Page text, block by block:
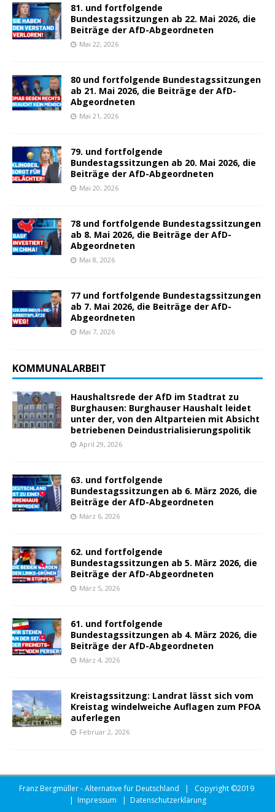
81. und fortfolgende
Bundestagssitzungen ab 22. Mai 2026, die
Beiträge der AfD-Abgeordneten
Mai 22, 2026
80 und fortfolgende Bundestagssitzungen
ab 21. Mai 2026, die Beiträge der AfD-
Abgeordneten
Mai 21, 2026
79. und fortfolgende
Bundestagssitzungen ab 20. Mai 2026, die
Beiträge der AfD-Abgeordneten
Mai 20, 2026
78 und fortfolgende Bundestagssitzungen
ab 8. Mai 2026, die Beiträge der AfD-
Abgeordneten
Mai 8, 2026
77 und fortfolgende Bundestagssitzungen
ab 7. Mai 2026, die Beiträge der AfD-
Abgeordneten
Mai 7, 2026
KOMMUNALARBEIT
Haushaltsrede der AfD im Stadtrat zu
Burghausen: Burghauser Haushalt leidet
unter der, von den Altparteien mit Absicht
betriebenen Deindustrialisierungspolitik
April 29, 2026
63. und fortfolgende
Bundestagssitzungen ab 6. März 2026, die
Beiträge der AfD-Abgeordneten
März 6, 2026
62. und fortfolgende
Bundestagssitzungen ab 5. März 2026, die
Beiträge der AfD-Abgeordneten
März 5, 2026
61. und fortfolgende
Bundestagssitzungen ab 4. März 2026, die
Beiträge der AfD-Abgeordneten
März 4, 2026
Kreistagssitzung: Landrat lässt sich vom
Kreistag windelweiche Auflagen zum PFOA
auferlegen
Februar 2, 2026
Franz Bergmüller - Alternative für Deutschland | Copyright ©2019
Impressum Datenschutzerklärung